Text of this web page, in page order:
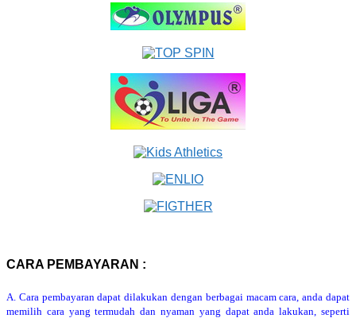
CARA PEMBAYARAN :
A. Cara pembayaran dapat dilakukan dengan berbagai macam cara, anda dapat
memilih cara yang termudah dan nyaman yang dapat anda lakukan, seperti